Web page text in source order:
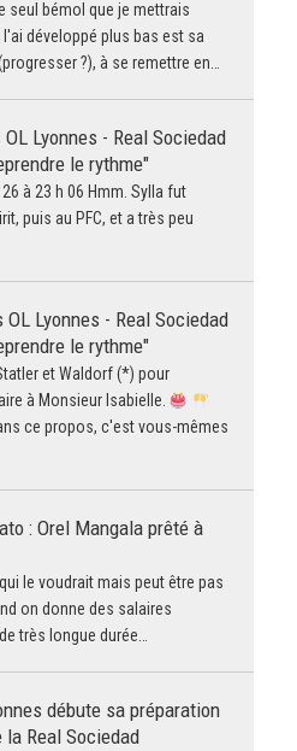
seul bémol que je mettrais
développé plus bas est sa
?), à se remettre en…
Lyonnes - Real Sociedad
le rythme"
à 23 h 06 Hmm. Sylla fut
puis au PFC, et a très peu
OL Lyonnes - Real Sociedad
le rythme"
et Waldorf (*) pour
à Monsieur Isabielle.
ce propos, c'est vous-mêmes
: Orel Mangala prêté à
le voudrait mais peut être pas
on donne des salaires
très longue durée…
débute sa préparation
Real Sociedad